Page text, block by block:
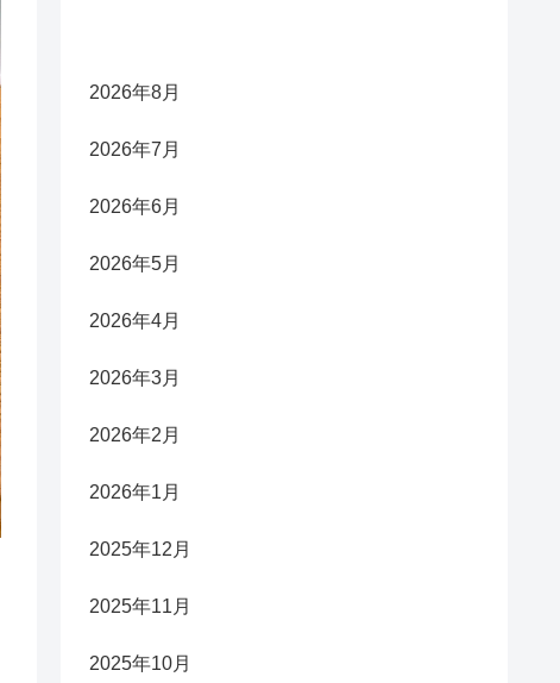
2026年8月
2026年7月
2026年6月
2026年5月
2026年4月
2026年3月
2026年2月
2026年1月
2025年12月
2025年11月
2025年10月